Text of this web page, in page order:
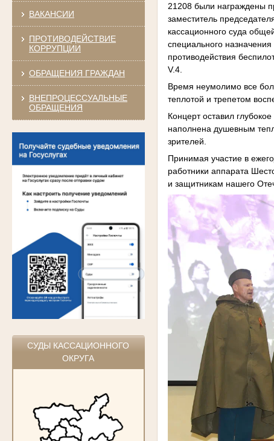
ВАКАНСИИ
ПРОТИВОДЕЙСТВИЕ
КОРРУПЦИИ
ОБРАЩЕНИЯ ГРАЖДАН
ВНЕПРОЦЕССУАЛЬНЫЕ
ОБРАЩЕНИЯ
СУДЫ КАССАЦИОННОГО
ОКРУГА
21208 были награждены
заместитель
кассационного суда
специального
противодействия
V.4.
Время неумолимо все
теплотой и трепетом
Концерт оставил
наполнена душевным
зрителей.
Принимая участие в
работники аппарата
и защитникам нашего